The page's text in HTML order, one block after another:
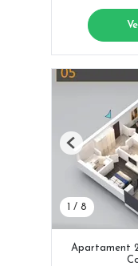
1 / 8
Previous
Apartament